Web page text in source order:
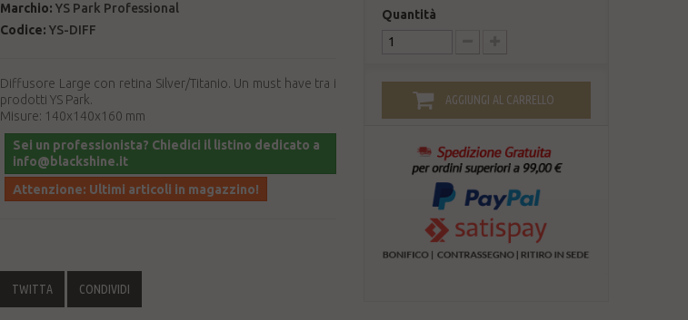
Marchio: YS Park Professional
Codice: YS-DIFF
Diffusore Large con retina Silver/Titanio. Un must have tra i
prodotti YS Park.
Misure: 140x140x160 mm
Sei un professionista? Chiedici il listino dedicato a
info@blackshine.it
Attenzione: Ultimi articoli in magazzino!
TWITTA CONDIVIDI
Quantità
AGGIUNGI AL CARRELLO